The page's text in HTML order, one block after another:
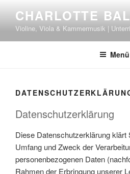
Inhalt
springen
CHARLOTTE
Violine, Viola & Kammermusik |
Menü
Datenschutzerklärung
Diese Datenschutzerklärung klärt
Umfang und Zweck der
personenbezogenen Daten
Rahmen der Erbringung unserer